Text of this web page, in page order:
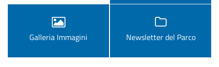
Galleria Immagini Newsletter del Parco